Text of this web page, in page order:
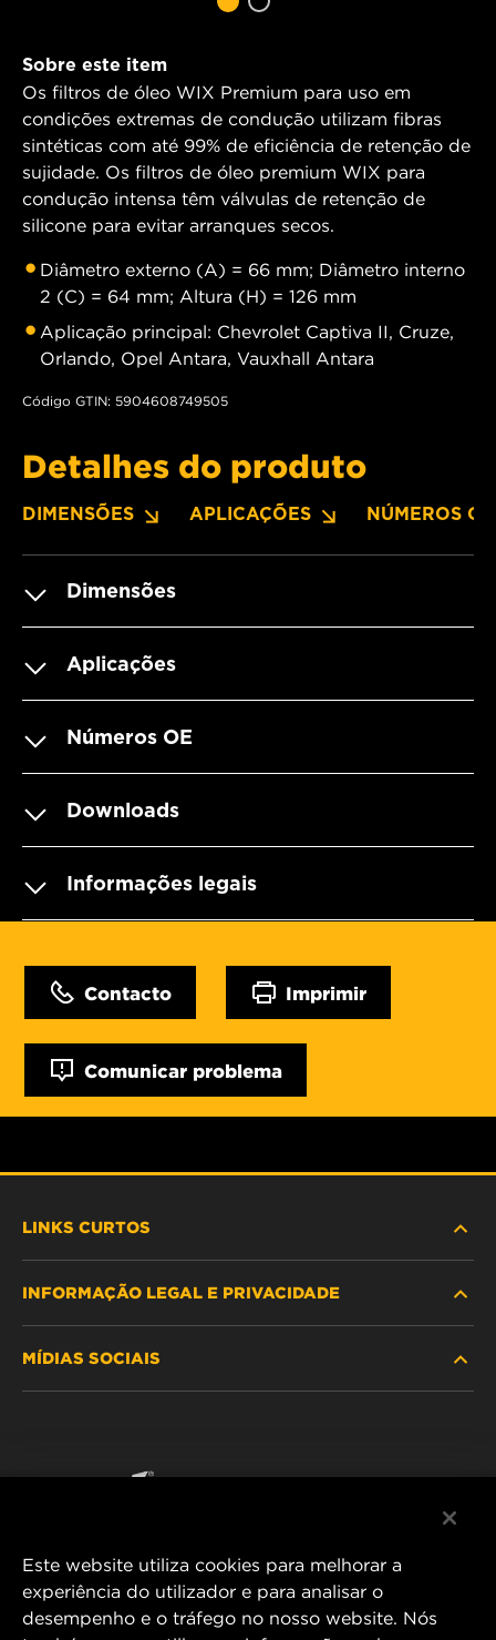
Sobre este item
Os filtros de óleo WIX Premium para uso em
condições extremas de condução utilizam fibras
sintéticas com até 99% de eficiência de retenção de
sujidade. Os filtros de óleo premium WIX para
condução intensa têm válvulas de retenção de
silicone para evitar arranques secos.
Diâmetro externo (A) = 66 mm; Diâmetro interno
2 (C) = 64 mm; Altura (H) = 126 mm
Aplicação principal: Chevrolet Captiva II, Cruze,
Orlando, Opel Antara, Vauxhall Antara
Código GTIN: 5904608749505
Detalhes do produto
DIMENSÕES APLICAÇÕES NÚMEROS OE
Dimensões
Aplicações
Números OE
Downloads
Informações legais
Contacto Imprimir
Comunicar problema
LINKS CURTOS
PROCURE O FILTRO
ONDE COMPRAR
CONTACTE NOS
INFORMAÇÃO LEGAL E PRIVACIDADE
MÍDIAS SOCIAIS
MANN+HUMMEL FT Poland
Este website utiliza cookies para melhorar a
experiência do utilizador e para analisar o
desempenho e o tráfego no nosso website. Nós